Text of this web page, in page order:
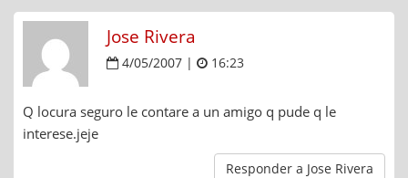
Jose Rivera
4/05/2007 | 16:23
Q locura seguro le contare a un amigo q pude q le
interese.jeje
Responder a Jose Rivera